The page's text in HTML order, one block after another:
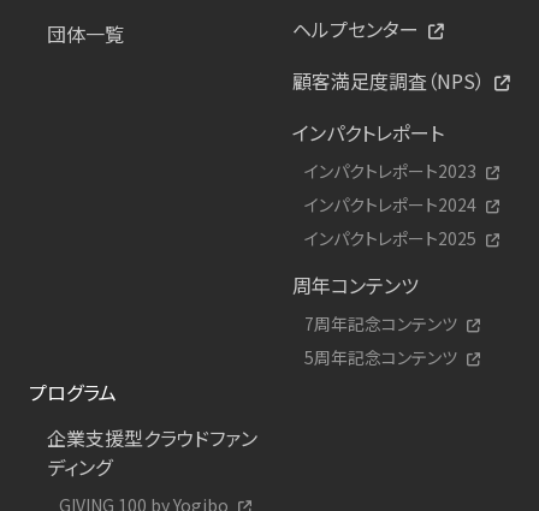
団体一覧
ヘルプセンター
顧客満足度調査（NPS）
インパクトレポート
インパクトレポート2023
インパクトレポート2024
インパクトレポート2025
周年コンテンツ
7周年記念コンテンツ
5周年記念コンテンツ
プログラム
企業支援型クラウドファン
ディング
GIVING 100 by Yogibo